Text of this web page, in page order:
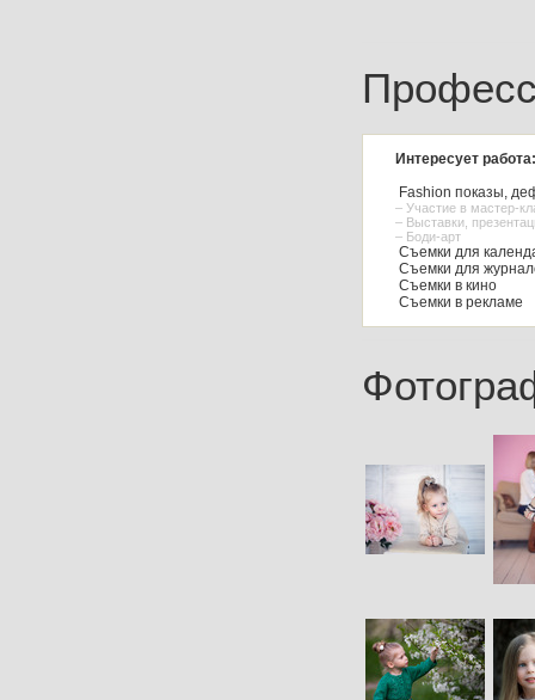
Интересует работа:
Fashion показы,
– Участие в мастер-
– Выставки,
– Боди-арт
Съемки для
Съемки для
Съемки в кино
Съемки в рекламе